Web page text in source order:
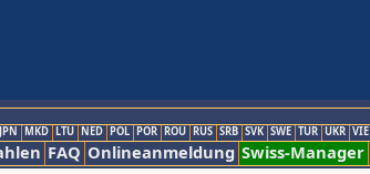
JPN MKD LTU NED POL POR ROU RUS SRB SVK SWE TUR UKR VIE
FAQ Onlineanmeldung Swiss-Manager